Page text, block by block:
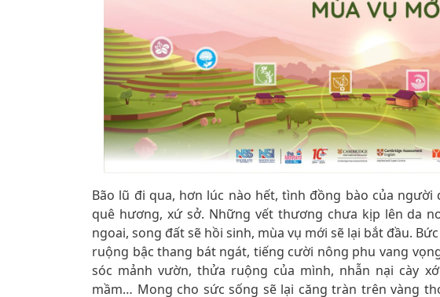
Bão lũ đi qua, hơn lúc nào hết, tình đồng bào của
quê hương, xứ sở. Những vết thương chưa kịp lên da
ngoai, song đất sẽ hồi sinh, mùa vụ mới sẽ lại bắt đầu.
ruộng bậc thang bát ngát, tiếng cười nông phu vang
sóc mảnh vườn, thửa ruộng của mình, nhẫn nại cày
mầm… Mong cho sức sống sẽ lại căng tràn trên vàng